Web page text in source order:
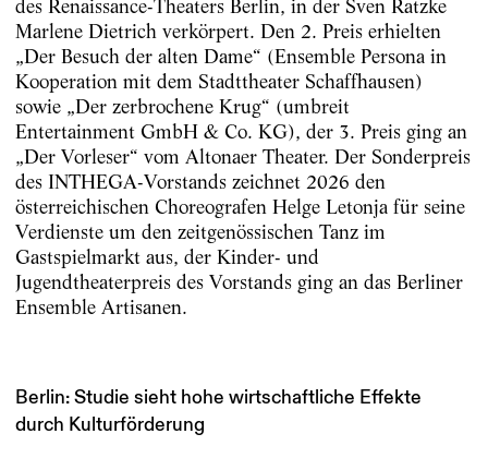
des Renaissance-Theaters Berlin, in der Sven Ratzke
Marlene Dietrich verkörpert. Den 2. Preis erhielten
„Der Besuch der alten Dame“ (Ensemble Persona in
Kooperation mit dem Stadttheater Schaffhausen)
sowie „Der zerbrochene Krug“ (umbreit
Entertainment GmbH & Co. KG), der 3. Preis ging an
„Der Vorleser“ vom Altonaer Theater. Der Sonderpreis
des INTHEGA-Vorstands zeichnet 2026 den
österreichischen Choreografen Helge Letonja für seine
Verdienste um den zeitgenössischen Tanz im
Gastspielmarkt aus, der Kinder- und
Jugendtheaterpreis des Vorstands ging an das Berliner
Ensemble Artisanen.
Berlin: Studie sieht hohe wirtschaftliche Effekte
durch Kulturförderung